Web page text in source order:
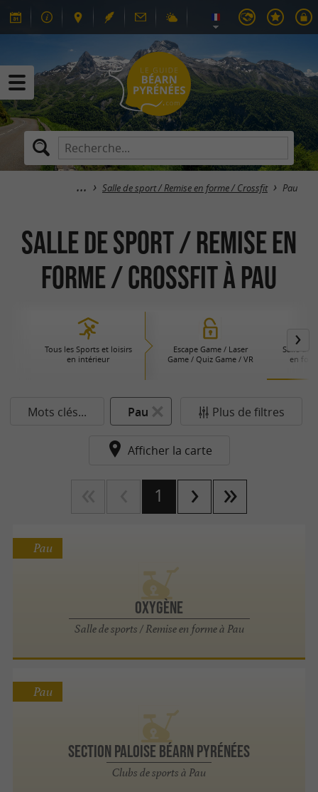
Salle de sport / Remise en forme / Crossfit Pau
Salle de sport / Remise en
forme / Crossfit à Pau
Tous les Sports et loisirs
en intérieur
Escape Game / Laser
Game / Quiz Game / VR
Salle de
en
Mots clés... Pau Plus de filtres
Afficher la carte
1
Oxygène
Salle de sports / Remise en forme à Pau
Pau
Section Paloise Béarn Pyrénées
Clubs de sports à Pau
Pau